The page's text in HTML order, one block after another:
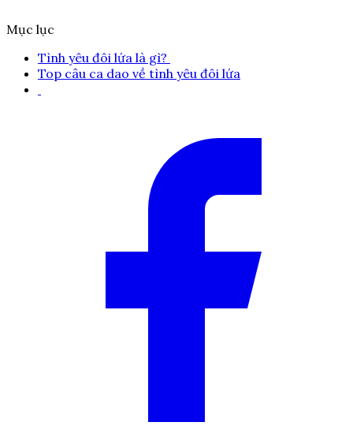
Mục lục
Tình yêu đôi lứa là gì?
Top câu ca dao về tình yêu đôi lứa